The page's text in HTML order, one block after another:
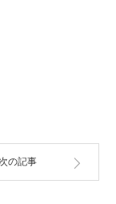
次の記事